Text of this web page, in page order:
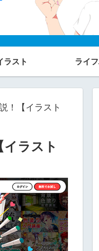
ラスト ライ
！【イラスト
ラスト